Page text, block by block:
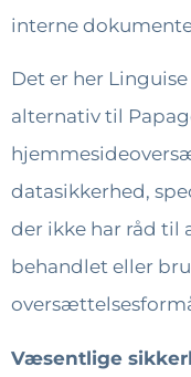
interne
Det er her
alternativ til
datasikkerhed,
der ikke har råd til
behandlet eller
Væsentlige